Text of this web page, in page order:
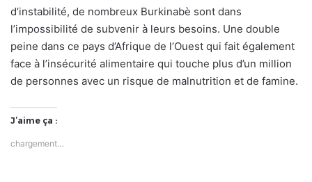
d’instabilité, de nombreux Burkinabè sont dans
l’impossibilité de subvenir à leurs besoins. Une double
peine dans ce pays d’Afrique de l’Ouest qui fait également
face à l’insécurité alimentaire qui touche plus d’un million
de personnes avec un risque de malnutrition et de famine.
J’aime ça :
chargement…